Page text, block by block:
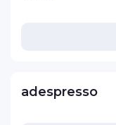
adespresso